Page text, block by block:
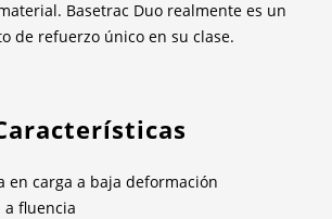
Basetrac Duo realmente es un
de refuerzo único en su clase.
en carga a baja deformación
a fluencia